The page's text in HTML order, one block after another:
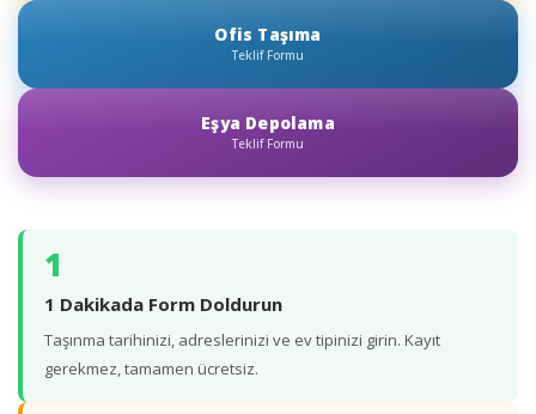
Ofis Taşıma
Teklif Formu
Eşya Depolama
Teklif Formu
1
1 Dakikada Form Doldurun
Taşınma tarihinizi, adreslerinizi ve ev tipinizi girin. Kayıt
gerekmez, tamamen ücretsiz.